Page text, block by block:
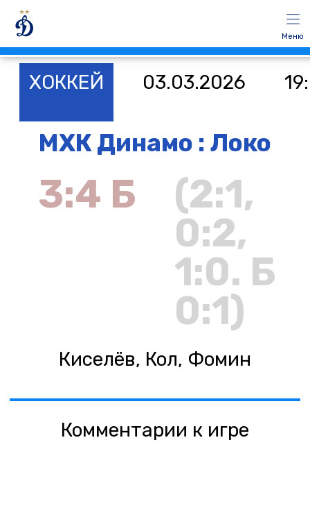
Меню
ХОККЕЙ 03.03.2026
МХК Динамо : Локо
3:4 Б
(2:1,
0:2,
1:0. Б
0:1)
Киселёв, Кол, Фомин
Комментарии к игре